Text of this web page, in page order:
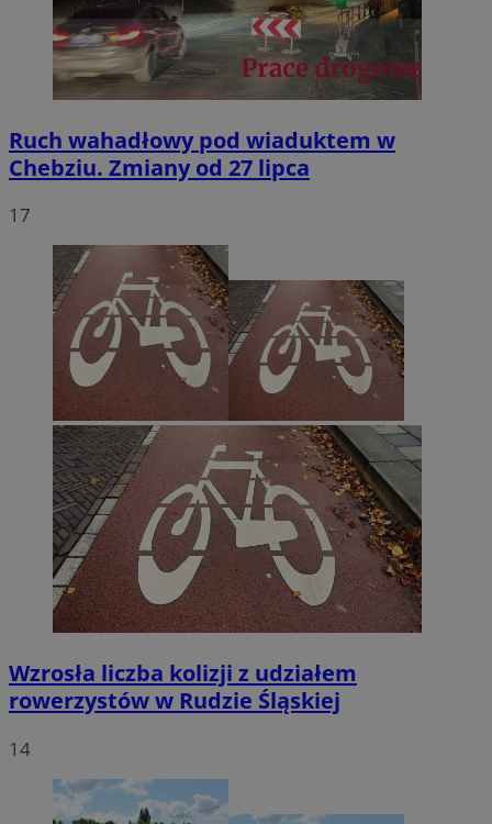
Ruch wahadłowy pod wiaduktem w
Chebziu. Zmiany od 27 lipca
17
Wzrosła liczba kolizji z udziałem
rowerzystów w Rudzie Śląskiej
14